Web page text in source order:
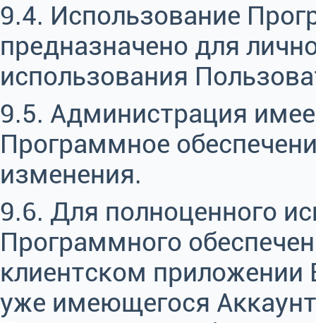
9.4. Использование
предназначено для
использования
9.5. Администрация
Программное
изменения.
9.6. Для полноценного
Программного
клиентском приложении
уже имеющегося